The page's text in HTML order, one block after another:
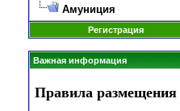
Амуниция
Регистрация
Важная информация
Правила размещения